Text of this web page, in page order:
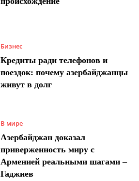
Бизнес
Кредиты ради телефонов и
поездок: почему азербайджанцы
живут в долг
В мире
Азербайджан доказал
приверженность миру с
Арменией реальными шагами –
Гаджиев